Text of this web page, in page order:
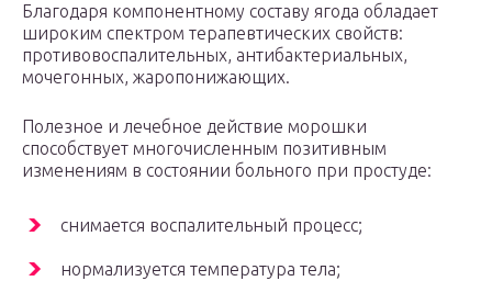
Благодаря компонентному составу ягода обладает
широким спектром терапевтических свойств:
противовоспалительных, антибактериальных,
мочегонных, жаропонижающих.
Полезное и лечебное действие морошки
способствует многочисленным позитивным
изменениям в состоянии больного при простуде:
снимается воспалительный процесс;
нормализуется температура тела;